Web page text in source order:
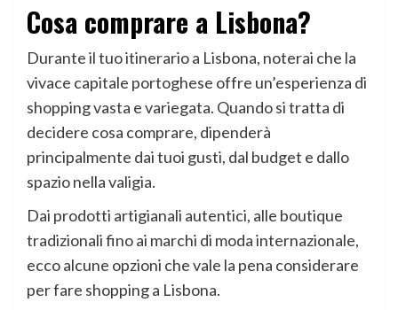
Cosa comprare a Lisbona?
Durante il tuo itinerario a Lisbona, noterai che la
vivace capitale portoghese offre un’esperienza di
shopping vasta e variegata. Quando si tratta di
decidere cosa comprare, dipenderà
principalmente dai tuoi gusti, dal budget e dallo
spazio nella valigia.
Dai prodotti artigianali autentici, alle boutique
tradizionali fino ai marchi di moda internazionale,
ecco alcune opzioni che vale la pena considerare
per fare shopping a Lisbona.